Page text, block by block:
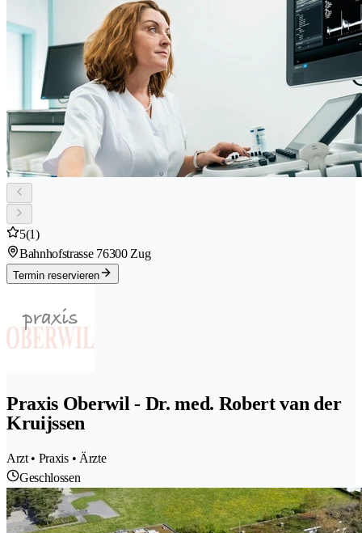
5(1)
Bahnhofstrasse 76300 Zug
Termin reservieren
Praxis Oberwil - Dr. med. Robert van der
Kruijssen
Arzt • Praxis • Ärzte
Geschlossen